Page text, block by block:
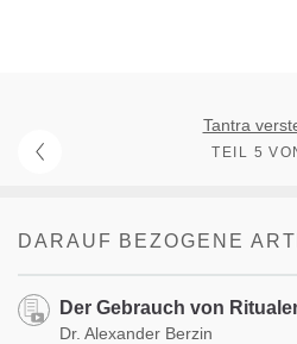
Tantra
TEIL 5
DARAUF BEZOGENE
Der Gebrauch von
Dr. Alexander Berzin